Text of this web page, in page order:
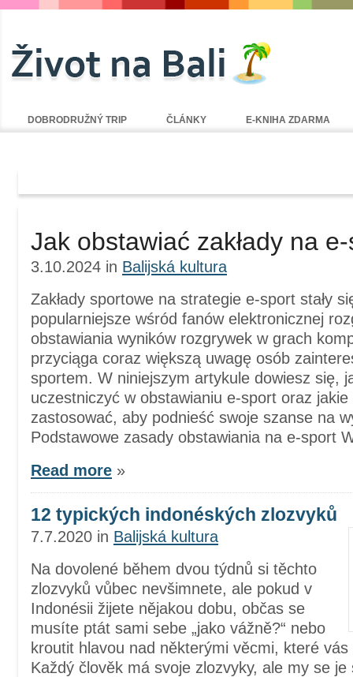
DOBRODRUŽNÝ TRIP ČLÁNKY E-KNIHA ZDARMA
Jak obstawiać zakłady na
3.10.2024 in Balijská kultura
Zakłady sportowe na strategie e-sport stały
popularniejsze wśród fanów elektronicznej
obstawiania wyników rozgrywek w grach
przyciąga coraz większą uwagę osób
sportem. W niniejszym artykule dowiesz się,
uczestniczyć w obstawianiu e-sport oraz
zastosować, aby podnieść swoje szanse na
Podstawowe zasady obstawiania na e-sport
Read more »
12 typických indonéských zlozvyků
7.7.2020 in Balijská kultura
Na dovolené během dvou týdnů si těchto
zlozvyků vůbec nevšimnete, ale pokud v
Indonésii žijete nějakou dobu, občas se
musíte ptát sami sebe „jako vážně?“ nebo
kroutit hlavou nad některými věcmi, které
Každý člověk má svoje zlozvyky, ale my se